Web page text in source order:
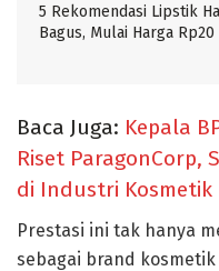
5 Rekomendasi Lipstik
Bagus, Mulai Harga Rp20
Baca Juga: Kepala
Riset ParagonCorp,
di Industri Kosmetik
Prestasi ini tak hanya
sebagai brand